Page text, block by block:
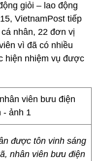
giỏi – lao động
VietnamPost tiếp
nhân, 22 đơn vị
vì đã có nhiều
hiện nhiệm vụ được
được tôn vinh sáng
nhân viên bưu điện